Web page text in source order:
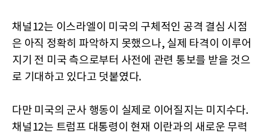
채널12는 이스라엘이 미국의 구체적인 공격 결심 시점
은 아직 정확히 파악하지 못했으나, 실제 타격이 이루어
지기 전 미국 측으로부터 사전에 관련 통보를 받을 것으
로 기대하고 있다고 덧붙였다.
다만 미국의 군사 행동이 실제로 이어질지는 미지수다.
채널12는 트럼프 대통령이 현재 이란과의 새로운 무력